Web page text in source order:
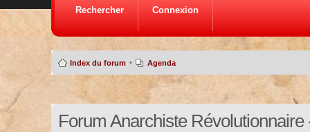
Rechercher Connexion
Index du forum • Agenda
Forum Anarchiste